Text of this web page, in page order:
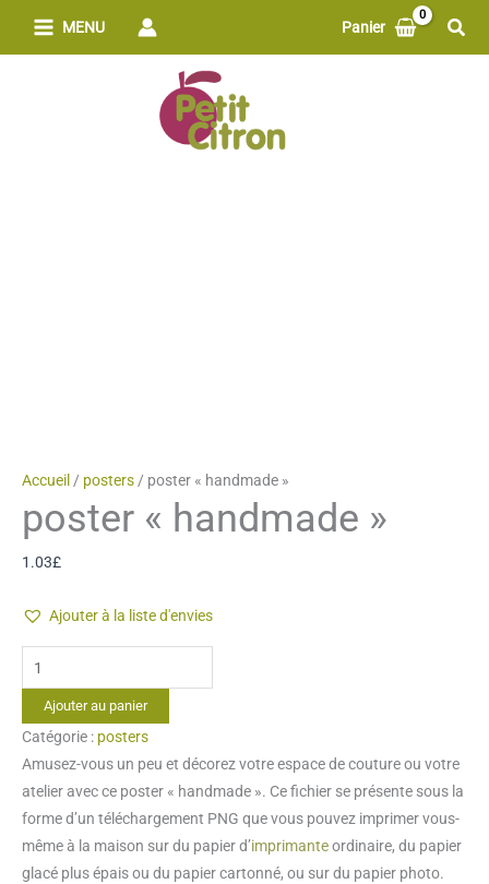
MENU Panier
Accueil / posters / poster « handmade »
poster « handmade »
1.03£
Ajouter à la liste d'envies
quantité
de
poster
"handmade"
Ajouter au panier
Catégorie : posters
Amusez-vous un peu et décorez votre espace de couture ou votre
atelier avec ce poster « handmade ». Ce fichier se présente sous la
forme d’un téléchargement PNG que vous pouvez imprimer vous-
même à la maison sur du papier d’imprimanteordinaire, du papier
glacé plus épais ou du papier cartonné, ou sur du papier photo.